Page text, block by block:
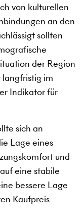
von kulturellen
an den
sollten
der Region
im
Indikator für
sich an
Lage eines
und
eine stabile
bessere Lage
Kaufpreis